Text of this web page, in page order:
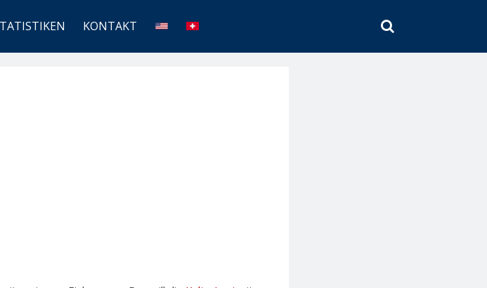
KONTAKT
SEARCH